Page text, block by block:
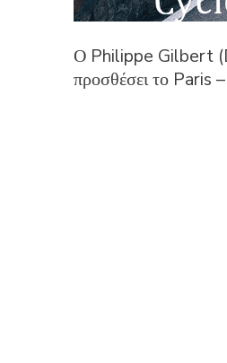
Ο Philippe Gilbert
προσθέσει το Paris